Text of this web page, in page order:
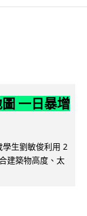
一日暴增
學生劉敏俊利用 2
建築物高度、太